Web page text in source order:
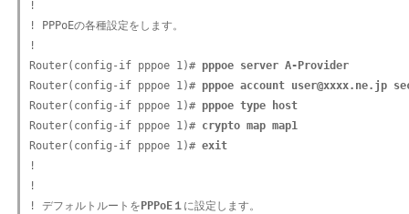
!
! PPPoEの各種設定をします。
!
Router(config-if pppoe 1)# pppoe server A-Provider
Router(config-if pppoe 1)# pppoe account user@xxxx.ne.jp
Router(config-if pppoe 1)# pppoe type host
Router(config-if pppoe 1)# crypto map map1
Router(config-if pppoe 1)# exit
!
!
! デフォルトルートを PPPoE１ に設定します。